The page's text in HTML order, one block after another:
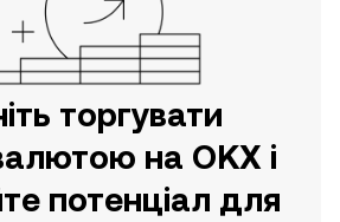
торгувати
на OKX і
потенціал для